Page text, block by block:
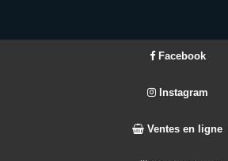
Facebook
Instagram
Ventes en ligne